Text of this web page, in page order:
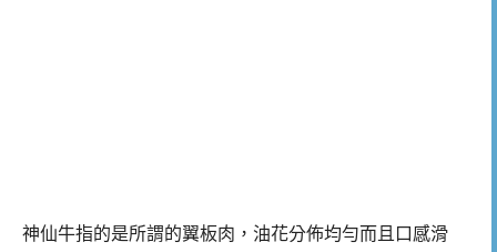
神仙牛指的是所謂的翼板肉，油花分佈均勻而且口感滑